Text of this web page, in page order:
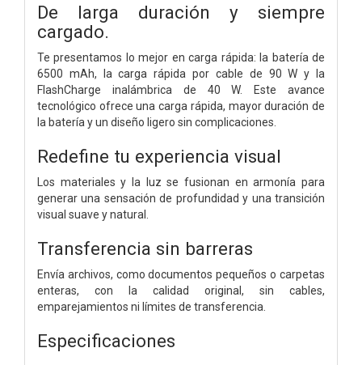
De larga duración y siempre
cargado.
Te presentamos lo mejor en carga rápida: la batería de
6500 mAh, la carga rápida por cable de 90 W y la
FlashCharge inalámbrica de 40 W. Este avance
tecnológico ofrece una carga rápida, mayor duración de
la batería y un diseño ligero sin complicaciones.
Redefine tu experiencia visual
Los materiales y la luz se fusionan en armonía para
generar una sensación de profundidad y una transición
visual suave y natural.
Transferencia sin barreras
Envía archivos, como documentos pequeños o carpetas
enteras, con la calidad original, sin cables,
emparejamientos ni límites de transferencia.
Especificaciones